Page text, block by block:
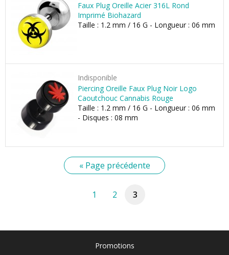
Faux Plug Oreille Acier 316L Rond
Imprimé Biohazard
Taille : 1.2 mm / 16 G - Longueur : 06 mm
Indisponible
Piercing Oreille Faux Plug Noir Logo
Caoutchouc Cannabis Rouge
Taille : 1.2 mm / 16 G - Longueur : 06 mm
- Disques : 08 mm
« Page précédente
1 2 3
Promotions